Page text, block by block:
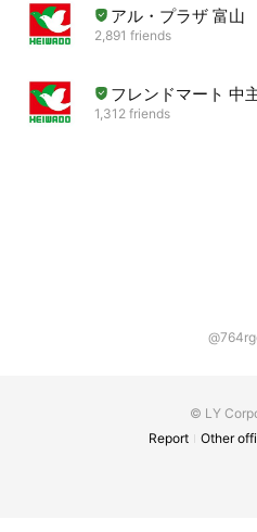
アル・プラザ 富山
2,891 friends
フレンドマート 中
1,312 friends
© LY
Report
Other